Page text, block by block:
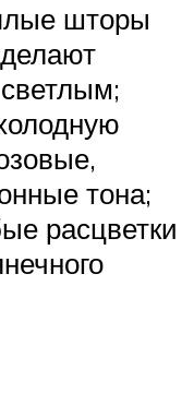
шторы
тона;
расцветки